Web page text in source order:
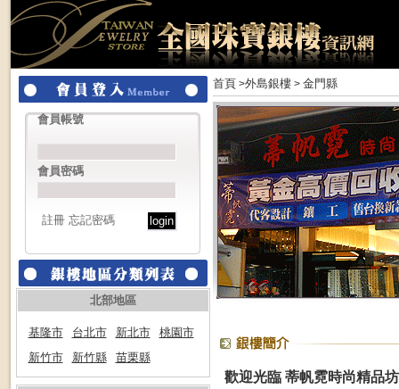
會員帳號
會員密碼
註冊 忘記密碼
北部地區
基隆市 台北市 新北市
桃園市
新竹市
新竹縣 苗栗縣
首頁 >外島銀樓> 金門縣
歡迎光臨 蒂帆霓時尚精品坊